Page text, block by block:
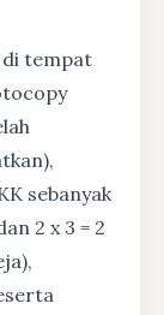
tempat
sebanyak
2 x 3 = 2